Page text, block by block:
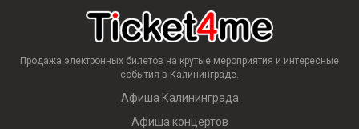
Продажа электронных билетов на крутые мероприятия и интересные
события в Калининграде.
Афиша Калининграда
Афиша концертов